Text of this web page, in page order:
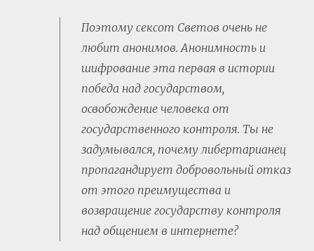
Поэтому сексот Светов очень не
любит анонимов. Анонимность и
шифрование эта первая в истории
победа над государством,
освобождение человека от
государственного контроля. Ты не
задумывался, почему либертарианец
пропагандирует добровольный отказ
от этого преимущества и
возвращение государству контроля
над общением в интернете?